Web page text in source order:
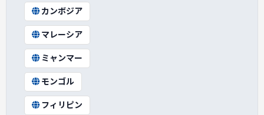
カンボジア
マレーシア
ミャンマー
モンゴル
フィリピン